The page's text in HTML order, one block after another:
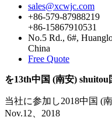
sales@xcwjc.com
+86-579-87988219
+86-15867910531
No.5 Rd., 6#,
China
Free Quote
を13th中国 (南安) shuitou
当社に参加し2018中国 (
Nov.12、2018